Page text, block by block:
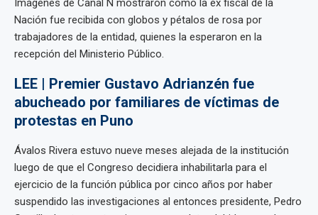
Imágenes de Canal N mostraron como la ex fiscal de la
Nación fue recibida con globos y pétalos de rosa por
trabajadores de la entidad, quienes la esperaron en la
recepción del Ministerio Público.
LEE | Premier Gustavo Adrianzén fue
abucheado por familiares de víctimas de
protestas en Puno
Ávalos Rivera estuvo nueve meses alejada de la institución
luego de que el Congreso decidiera inhabilitarla para el
ejercicio de la función pública por cinco años por haber
suspendido las investigaciones al entonces presidente, Pedro